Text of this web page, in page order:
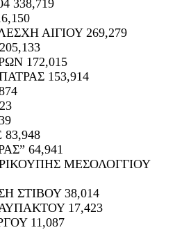
338,719
ΑΙΓΙΟΥ 269,279
172,015
153,914
64,941
ΜΕΣΟΛΟΓΓΙΟΥ
ΣΤΙΒΟΥ 38,014
17,423
11,087